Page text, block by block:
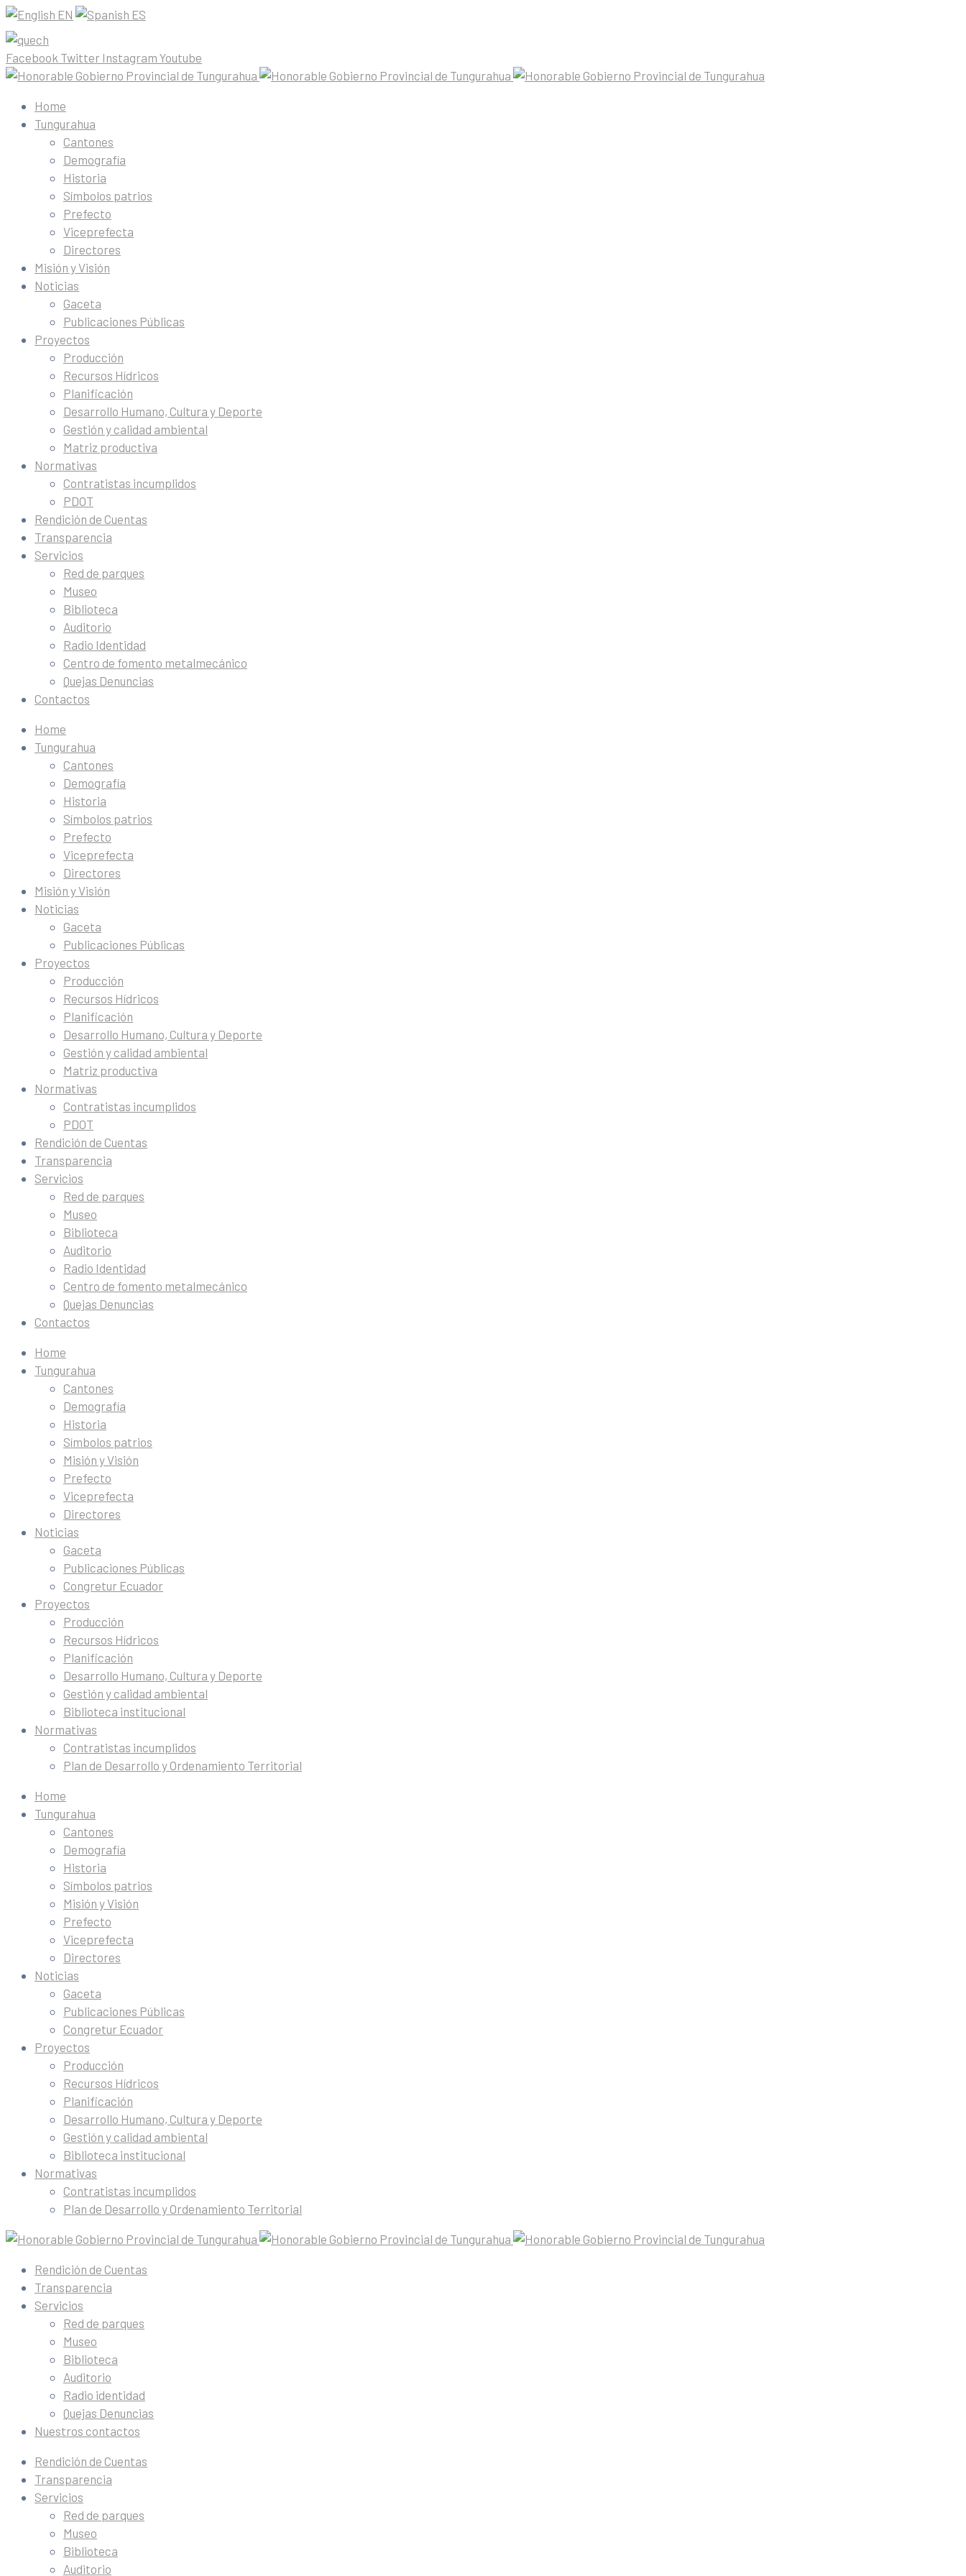
EN ES
Facebook Twitter Instagram Youtube
Home
Tungurahua
Cantones
Demografía
Historia
Símbolos patrios
Prefecto
Viceprefecta
Directores
Misión y Visión
Noticias
Gaceta
Publicaciones Públicas
Proyectos
Producción
Recursos Hídricos
Planificación
Desarrollo Humano, Cultura y Deporte
Gestión y calidad ambiental
Matriz productiva
Normativas
Contratistas incumplidos
PDOT
Rendición de Cuentas
Transparencia
Servicios
Red de parques
Museo
Biblioteca
Auditorio
Radio Identidad
Centro de fomento metalmecánico
Quejas Denuncias
Contactos
Home
Tungurahua
Cantones
Demografía
Historia
Símbolos patrios
Prefecto
Viceprefecta
Directores
Misión y Visión
Noticias
Gaceta
Publicaciones Públicas
Proyectos
Producción
Recursos Hídricos
Planificación
Desarrollo Humano, Cultura y Deporte
Gestión y calidad ambiental
Matriz productiva
Normativas
Contratistas incumplidos
PDOT
Rendición de Cuentas
Transparencia
Servicios
Red de parques
Museo
Biblioteca
Auditorio
Radio Identidad
Centro de fomento metalmecánico
Quejas Denuncias
Contactos
Home
Tungurahua
Cantones
Demografía
Historia
Símbolos patrios
Misión y Visión
Prefecto
Viceprefecta
Directores
Noticias
Gaceta
Publicaciones Públicas
Congretur Ecuador
Proyectos
Producción
Recursos Hídricos
Planificación
Desarrollo Humano, Cultura y Deporte
Gestión y calidad ambiental
Biblioteca institucional
Normativas
Contratistas incumplidos
Plan de Desarrollo y Ordenamiento Territorial
Home
Tungurahua
Cantones
Demografía
Historia
Símbolos patrios
Misión y Visión
Prefecto
Viceprefecta
Directores
Noticias
Gaceta
Publicaciones Públicas
Congretur Ecuador
Proyectos
Producción
Recursos Hídricos
Planificación
Desarrollo Humano, Cultura y Deporte
Gestión y calidad ambiental
Biblioteca institucional
Normativas
Contratistas incumplidos
Plan de Desarrollo y Ordenamiento Territorial
Rendición de Cuentas
Transparencia
Servicios
Red de parques
Museo
Biblioteca
Auditorio
Radio identidad
Quejas Denuncias
Nuestros contactos
Rendición de Cuentas
Transparencia
Servicios
Red de parques
Museo
Biblioteca
Auditorio